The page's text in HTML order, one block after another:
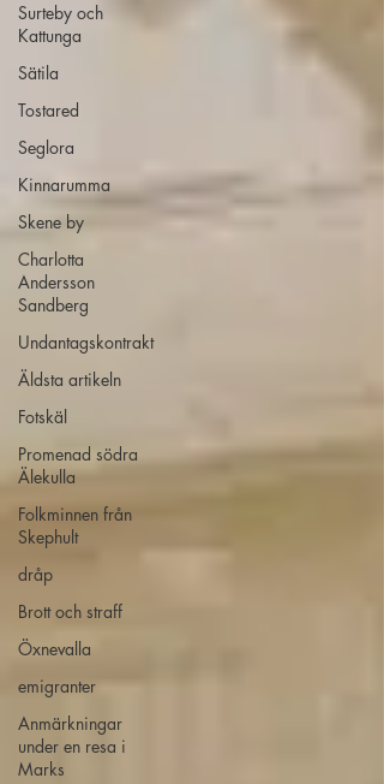
Surteby och
Kattunga
Sätila
Tostared
Seglora
Kinnarumma
Skene by
Charlotta
Andersson
Sandberg
Undantagskontrakt
Äldsta artikeln
Fotskäl
Promenad södra
Älekulla
Folkminnen från
Skephult
dråp
Brott och straff
Öxnevalla
emigranter
Anmärkningar
under en resa i
Marks